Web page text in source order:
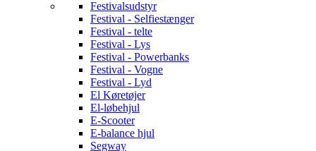
Festivalsudstyr
Festival - Selfiestænger
Festival - telte
Festival - Lys
Festival - Powerbanks
Festival - Vogne
Festival - Lyd
El Køretøjer
El-løbehjul
E-Scooter
E-balance hjul
Segway